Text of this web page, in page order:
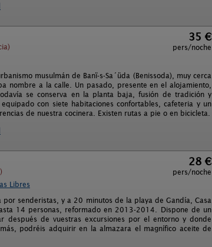
35 €
pers/noche
musulmán de Banï-s-Sa´üda (Benissoda), muy cerca
nombre a la calle. Un pasado, presente en el alojamiento,
se conserva en la planta baja, fusión de tradición y
con siete habitaciones confortables, cafeteria y un
de nuestra cocinera. Existen rutas a pie o en bicicleta.
28 €
pers/noche
Libres
senderistas, y a 20 minutos de la playa de Gandía, Casa
14 personas, reformado en 2013-2014. Dispone de un
después de vuestras excursiones por el entorno y donde
podréis adquirir en la almazara el magnífico aceite de